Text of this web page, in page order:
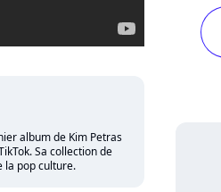
album de Kim Petras
Sa collection de
la pop culture.